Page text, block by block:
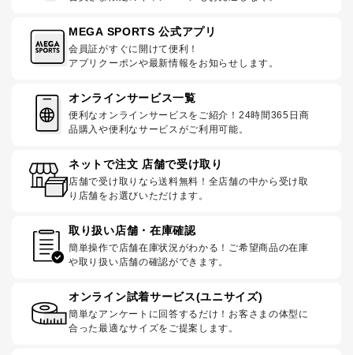
MEGA SPORTS 公式アプリ
会員証がすぐに開けて便利！
アプリクーポンや最新情報をお知らせします。
オンラインサービス一覧
便利なオンラインサービスをご紹介！24時間365日商
品購入や便利なサービスがご利用可能。
ネットで注文 店舗で受け取り
店舗で受け取りなら送料無料！全店舗の中から受け取
り店舗をお選びいただけます。
取り扱い店舗・在庫確認
簡単操作で店舗在庫状況がわかる！ご希望商品の在庫
や取り扱い店舗の確認ができます。
オンライン試着サービス(ユニサイズ)
簡単なアンケートに回答するだけ！お客さまの体型に
合った最適なサイズをご提案します。